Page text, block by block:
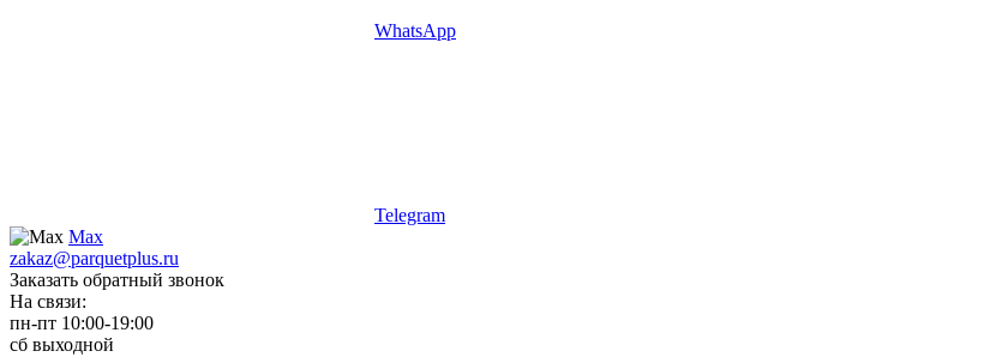
WhatsApp
Telegram
Max
zakaz@parquetplus.ru
Заказать обратный звонок
На связи:
пн-пт 10:00-19:00
сб выходной